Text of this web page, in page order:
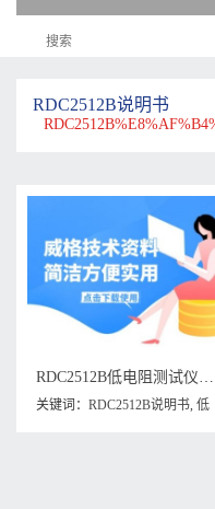
RDC2512B说明书
RDC2512B低电阻测试仪说明书
关键词： RDC2512B说明书, 低